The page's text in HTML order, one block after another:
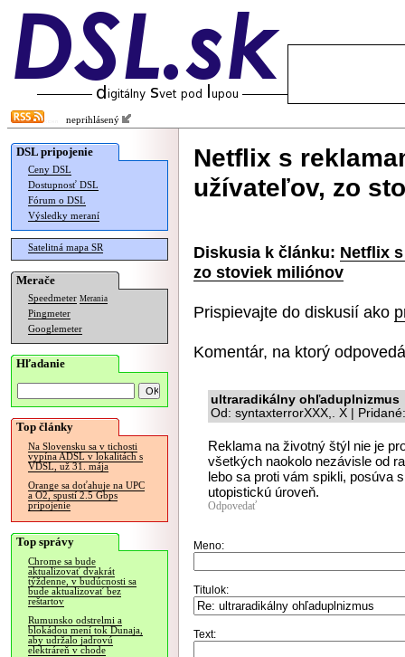
neprihlásený
DSL pripojenie
Ceny DSL
Dostupnosť DSL
Fórum o DSL
Výsledky meraní
Satelitná mapa SR
Merače
Speedmeter Merania
Pingmeter
Googlemeter
Hľadanie
Top články
Na Slovensku sa v tichosti
vypína ADSL v lokalitách s
VDSL, už 31. mája
Orange sa doťahuje na UPC
a O2, spustí 2.5 Gbps
pripojenie
Top správy
Chrome sa bude
aktualizovať dvakrát
týždenne, v budúcnosti sa
bude aktualizovať bez
reštartov
Rumunsko odstrelmi a
blokádou mení tok Dunaja,
aby udržalo jadrovú
elektráreň v chode
Netflix s
užívateľov, zo
Diskusia k článku: Netflix
zo stoviek miliónov
Prispievajte do diskusií ako
Komentár, na ktorý
ultraradikálny ohľaduplnizmus
Od: syntaxterrorXXX,. X |
Reklama na životný štýl nie je
všetkých naokolo nezávisle od
lebo sa proti vám spikli, posúva
utopistickú úroveň.
Odpovedať
Meno:
Titulok:
Text: